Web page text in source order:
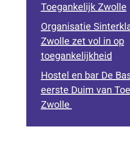
Toegankelijk Zwolle
Organisatie
Zwolle zet vol in op
toegankelijkheid
Hostel en bar De
eerste Duim van
Zwolle